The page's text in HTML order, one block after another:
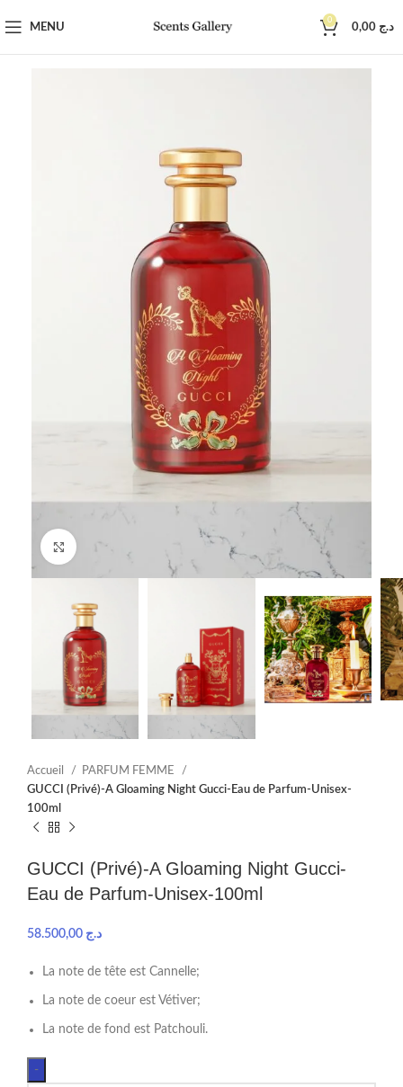
MENU
0
د.ج
Click to enlarge
Accueil
PARFUM FEMME
GUCCI (Privé)-A Gloaming Night Gucci-Eau de Parfum-Unisex-
100ml
GUCCI (Privé)-A Gloaming Night Gucci-
Eau de Parfum-Unisex-100ml
د.ج
La note de tête est Cannelle;
La note de coeur est Vétiver;
La note de fond est Patchouli.